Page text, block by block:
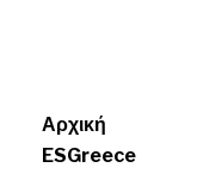
Αρχική
ESGreece